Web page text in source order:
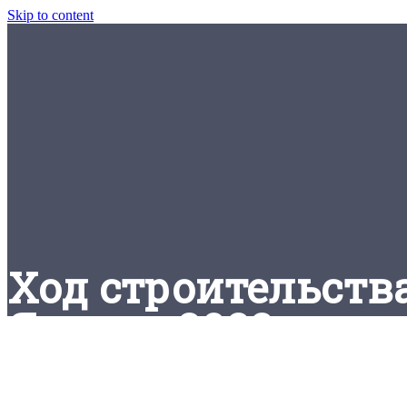
Skip to content
Ход
Январь 2022 года